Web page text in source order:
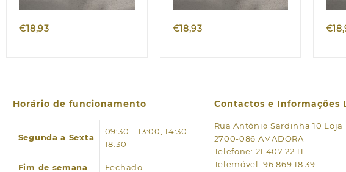
€18,93 €18,93 €
Horário de funcionamento
Segunda a Sexta
09:30 – 13:00, 14:30 –
18:30
Fim de semana Fechado
Contactos e Informações
Rua António Sardinha 10 Loja
2700-086 AMADORA
Telefone: 21 407 22 11
Telemóvel: 96 869 18 39